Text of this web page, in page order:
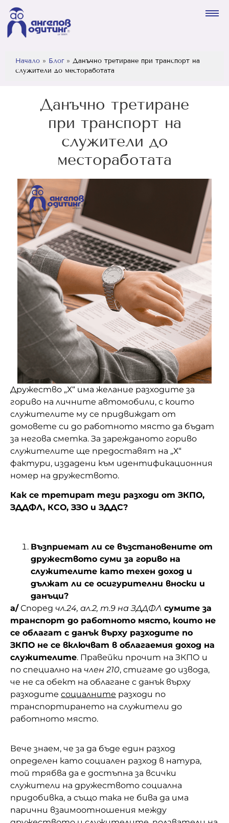
Начало » Блог» Данъчно третиране при транспорт на
служители до местоработата
Данъчно третиране
при транспорт на
служители до
местоработата
Дружество „Х“ има желание разходите за
гориво на личните автомобили, с които
служителите му се придвиждат от
домовете си до работното място да бъдат
за негова сметка. За зарежданото гориво
служителите ще предоставят на „Х“
фактури, издадени към идентификационния
номер на дружеството.
Как се третират тези разходи от ЗКПО,
ЗДДФЛ, КСО, ЗЗО и ЗДДС?
Възприемат ли се възстановените от
дружеството суми за гориво на
служителите като техен доход и
дължат ли се осигурителни вноски и
данъци?
а/Според чл.24, ал.2, т.9 на ЗДДФЛ сумите за
транспорт до работното място, които не
се облагат с данък върху разходите по
ЗКПО не се включват в облагаемия доход на
служителите. Правейки прочит на ЗКПО и
по специално на член 210, стигаме до извода,
че не са обект на облагане с данък върху
разходите социалните разходи по
транспортирането на служители до
работното място.
Вече знаем, че за да бъде един разход
определен като социален разход в натура,
той трябва да е достъпна за всички
служители на дружеството социална
придобивка, а също така не бива да има
парични взаимоотношения между